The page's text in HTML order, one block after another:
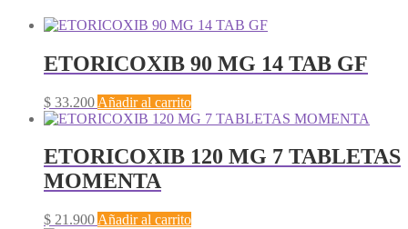
ETORICOXIB 90 MG 14 TAB GF
$ 33.200 Añadir al carrito
ETORICOXIB 120 MG 7 TABLETAS
MOMENTA
$ 21.900 Añadir al carrito